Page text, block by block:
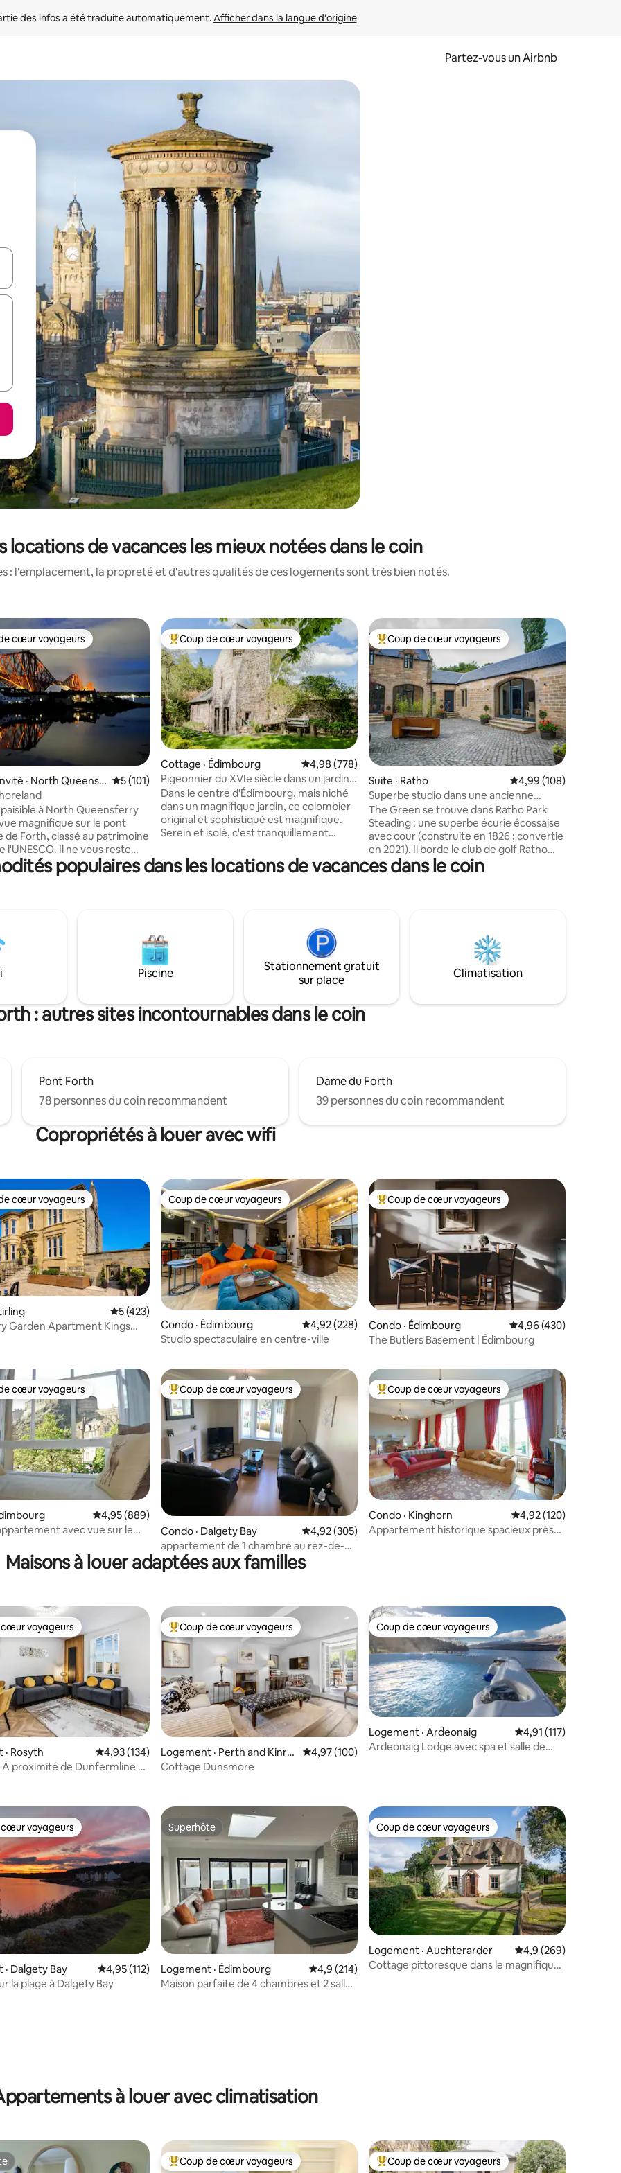
des infos a été traduite automatiquement. Afficher dans la langue d'origine
Partez-vous un Airbnb
les flèches vers le haut et vers le bas, ou en appuyant dessus et en les faisant glisser.
locations de vacances les mieux notées dans le coin
: l'emplacement, la propreté et d'autres qualités de ces logements sont très bien notés.
5, 225 commentaires
cœur voyageurs parmi les plus aimés
cœur voyageurs
· North Queensf
Note moyenne de 5 sur 5, 101 commentaires
5 (101)
à North Queensferry
magnifique sur le pont
de Forth, classé au patrimoine
Il ne vous reste
courte montée raide à pied
d'Édimbourg et sur le
le
gastronomique
Restaurant, le Rankin's Cafe et
du phare sont à quelques
Coup de cœur voyageurs parmi les plus aimés
Coup de cœur voyageurs
Cottage · Édimbourg Note moyenne de 4,98 sur 5, 778 commentaires
4,98 (778)
Pigeonnier du XVIe siècle dans un jardin
privé.
Dans le centre d'Édimbourg, mais niché
dans un magnifique jardin, ce colombier
original et sophistiqué est magnifique.
Serein et isolé, c'est tranquillement
double entouré de bois de cèdre,
nichoirs anciens éclairés et vue sur le
un panneau de plancher en verre. Un
refuge paisible et relaxant. Terrasse de
jardin tranquille. Planchers chauffants.
Radiateurs. Poêle à bois. Stationnement.
5 % de taxe à partir du 2026-07-24
Coup de cœur voyageurs parmi les plus aimés
Coup de cœur voyageurs
Suite · Ratho Note moyenne de
4,99 (108)
Superbe studio dans une ancienne
écurie du 19e siècle à Édimbourg
The Green se trouve dans Ratho Park
Steading : une superbe écurie écossaise
avec cour (construite en 1826 ; convertie
en 2021). Il borde le club de golf Ratho
Park (zone d'une beauté exceptionnelle),
à quelques pas du cœur du village de
géothermique). La propriété dispose
d'un chauffage au sol, d'un parking et
d'une vue sur un green de golf et un bel
espace de fairway et de cour. Voir
populaires dans les locations de vacances dans le coin
Piscine
Stationnement gratuit
sur place
Climatisation
: autres sites incontournables dans le coin
Pont Forth
78 personnes du coin recommandent
Dame du Forth
39 personnes du coin recommandent
Copropriétés à louer avec wifi
5, 697 commentaires
cœur voyageurs parmi les plus aimés
cœur voyageurs
Note moyenne de 5 sur 5, 423 commentaires
5 (423)
Garden Apartment Kings
Coup de cœur voyageurs
Coup de cœur voyageurs
Condo · Édimbourg Note moyenne de 4,92 sur 5, 228 commentaires
4,92 (228)
Studio spectaculaire en centre-ville
Coup de cœur voyageurs parmi les plus aimés
Coup de cœur voyageurs
Condo · Édimbourg Note moyenne de
4,96 (430)
The Butlers Basement | Édimbourg
5, 405 commentaires
cœur voyageurs parmi les plus aimés
cœur voyageurs
Note moyenne de 4,95 sur 5, 889 commentaires
4,95 (889)
avec vue sur le
Coup de cœur voyageurs parmi les plus aimés
Coup de cœur voyageurs
Condo · Dalgety Bay Note moyenne de 4,92 sur 5, 305 commentaires
4,92 (305)
appartement de 1 chambre au rez-de-
chaussée dans une ville côtière
Coup de cœur voyageurs parmi les plus aimés
Coup de cœur voyageurs
Condo · Kinghorn Note moyenne de
4,92 (120)
Appartement historique spacieux près
Maisons à louer adaptées aux familles
5, 180 commentaires
cœur voyageurs
voyageurs
Rosyth Note moyenne de 4,93 sur 5, 134 commentaires
4,93 (134)
À proximité de Dunfermline et
Coup de cœur voyageurs parmi les plus aimés
Coup de cœur voyageurs
Logement · Perth and Kinro
ss
Note moyenne de 4,97 sur 5, 100 commentaires
4,97 (100)
Cottage Dunsmore
Coup de cœur voyageurs
Coup de cœur voyageurs
Logement · Ardeonaig Note moyenne de
4,91 (117)
Ardeonaig Lodge avec spa et salle de
5, 132 commentaires
cœur voyageurs
voyageurs
Dalgety Bay Note moyenne de 4,95 sur 5, 112 commentaires
4,95 (112)
la plage à Dalgety Bay
Superhôte
Superhôte
Logement · Édimbourg Note moyenne de 4,9 sur 5, 214 commentaires
4,9 (214)
Maison parfaite de 4 chambres et 2 salles
Coup de cœur voyageurs
Coup de cœur voyageurs
Logement · Auchterarder Note moyenne de
4,9 (269)
Cottage pittoresque dans le magnifique
à louer avec climatisation
Coup de cœur voyageurs parmi les plus aimés
Coup de cœur voyageurs Coup de cœur voyageurs parmi les plus aimés
Coup de cœur voyageurs